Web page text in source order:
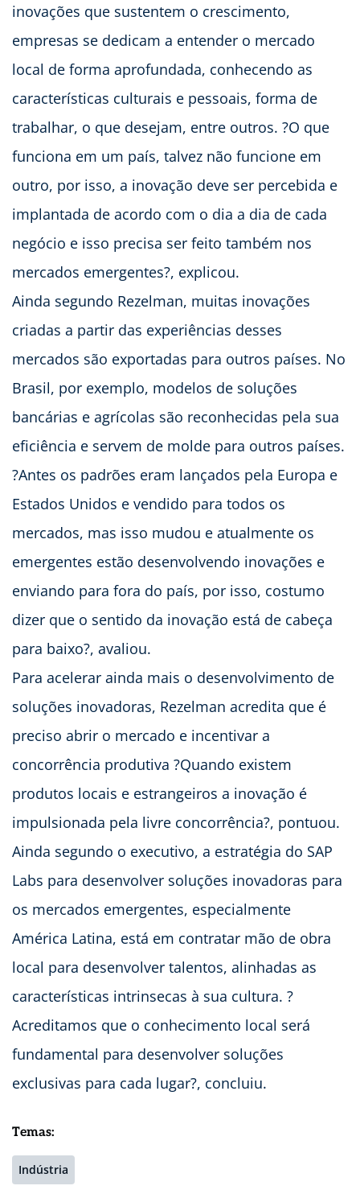
inovações que sustentem o crescimento,
empresas se dedicam a entender o mercado
local de forma aprofundada, conhecendo as
características culturais e pessoais, forma de
trabalhar, o que desejam, entre outros. ?O que
funciona em um país, talvez não funcione em
outro, por isso, a inovação deve ser percebida e
implantada de acordo com o dia a dia de cada
negócio e isso precisa ser feito também nos
mercados emergentes?, explicou.
Ainda segundo Rezelman, muitas inovações
criadas a partir das experiências desses
mercados são exportadas para outros países. No
Brasil, por exemplo, modelos de soluções
bancárias e agrícolas são reconhecidas pela sua
eficiência e servem de molde para outros países.
?Antes os padrões eram lançados pela Europa e
Estados Unidos e vendido para todos os
mercados, mas isso mudou e atualmente os
emergentes estão desenvolvendo inovações e
enviando para fora do país, por isso, costumo
dizer que o sentido da inovação está de cabeça
para baixo?, avaliou.
Para acelerar ainda mais o desenvolvimento de
soluções inovadoras, Rezelman acredita que é
preciso abrir o mercado e incentivar a
concorrência produtiva ?Quando existem
produtos locais e estrangeiros a inovação é
impulsionada pela livre concorrência?, pontuou.
Ainda segundo o executivo, a estratégia do SAP
Labs para desenvolver soluções inovadoras para
os mercados emergentes, especialmente
América Latina, está em contratar mão de obra
local para desenvolver talentos, alinhadas as
características intrinsecas à sua cultura. ?
Acreditamos que o conhecimento local será
fundamental para desenvolver soluções
exclusivas para cada lugar?, concluiu.
Temas:
Indústria